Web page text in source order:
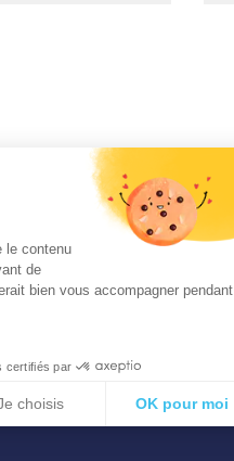
le contenu
de
bien vous accompagner pendant
certifiés par
choisis OK pour moi
COMMUNAUTÉ
SEINE-EURE
Tél. : 02 32 50 85 50